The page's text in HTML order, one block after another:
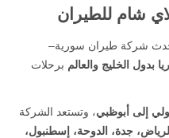
شام للطيران
شركة طيران سورية–
بدول الخليج والعالم برحلات
إلى أبوظبي، وتستعد الشركة
جدة، الدوحة، إسطنبول،